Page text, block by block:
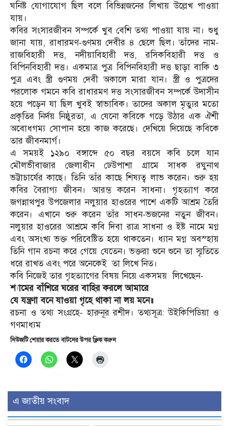
ঘনিষ্ট যোগাযোগ ছিল বলে বিভিন্নজনের লিখায় উল্লেখ পাওয়া
যায়।
কবির সংসারজীবন সম্পর্কে খুব বেশি তথ্য পাওয়া যায় না। শুধু
জানা যায়, রাধারমণ-গুণময় দেবীর ৪ ছেলে ছিল। তাঁদের নাম-
রাজবিহারী দত্ত, নদীয়াবিহারী দত্ত, রসিকবিহারী দত্ত ও
বিপিনবিহারী দত্ত। একমাত্র পুত্র বিপিনবিহারী দত্ত ছাড়া বাকি ৩
পুত্র এবং স্ত্রী গুণময় দেবী অকালে মারা যান। স্ত্রী ও পুত্রদের
পরলোক গমনে কবি রাধারমণ দত্ত সংসারজীবন সম্পর্কে উদাসীন
হয়ে পড়েন যা ছিল খুবই স্বাভাবিক। তাদের অকাল মৃত্যুর মতো
প্রকৃতির নির্দয় নিষ্ঠুরতা, এ যেনো কবিকে গড়ে উঠার এক ঐশী
অবোধগম্য সোপান হয়ে কাজ করেছে। দেখিয়ে দিয়েছে কবিকে
তার জীবনমার্গ।
এ সময়ই ১২৯০ বঙ্গাব্দে ৫০ বছর বয়সে কবি চলে যান
মৌলভীবাজার জেলাধীন ঢেউপাশা গ্রামে সাধক রঘুনাথ
ভট্টাচার্যের কাছে। তিনি তাঁর কাছে শিষ্যত্ব লাভ করেন। শুরু হয়
কবির বৈরাগ্য জীবন। আরম্ভ করেন সাধনা। গৃহত্যাগ করে
জগন্নাথপুর উপজেলার নলুয়ার হাওরের পাশে একটি আশ্রম তৈরি
করেন। এখানে শুরু করেন তাঁর সাধন-ভজনের নতুন জীবন।
নলুয়ার হাওরের আশ্রমে কবি দিবা রাত্র সাধনা ও ইষ্ট নামে মগ্ন
এবং অসংখ্য ভক্ত পরিবেষ্টিত হয়ে থাকতেন। ধ্যান মগ্ন অবস্হায়
তিনি গান রচনা করে গেয়ে যেতেন। ভক্তরা শুনে শুনে তা স্মৃতিতে
ধরে রাখত এবং পরে অনেকেই তা লিখে নিত।
কবি নিজেই তার গৃহত্যাগের বিষয় নিয়ে একসময় লিখেছেন-
শ্যামের বাঁশিরে ঘরের বাহির করলে আমারে
যে যন্ত্রণা বনে যাওয়া গৃহে থাকা না লয় মনে॥
রচনা ও তথ্য সংগ্রহে- হারুনূর রশীদ। তথ্যসূত্র: উইকিপিডিয়া ও
গণমাধ্যম
নিউজটি শেয়ার করতে বাটনের উপর ক্লিক করুন
এ জাতীয় সংবাদ